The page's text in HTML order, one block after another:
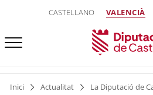
CASTELLANO VALENCIÀ
Inici Actualitat
La Diputació de